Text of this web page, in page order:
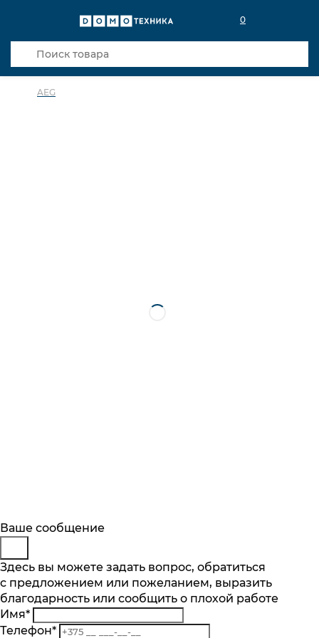
0
AEG
Описание
Отзывы
Основные характеристики
Объем духового шкафа, л
43
Тип очистки
Будьте в курсе
Подпишитесь на последние обновления
и узнавайте о новинках и специальных
предложениях первыми
Подписаться
Заказ обратного звонка
Представьтесь
Телефон*
Комментарий
Ваше сообщение
Здесь вы можете задать вопрос, обратиться
с предложением или пожеланием, выразить
благодарность или сообщить о плохой работе
Имя*
Телефон*